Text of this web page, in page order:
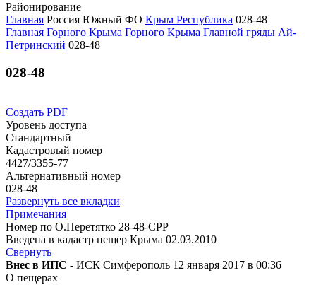
Районирование
Главная Россия Южный ФО Крым Республика 028-48
Главная Горного Крыма Горного Крыма Главной гряды Ай-
Петринский 028-48
028-48
Создать PDF
Уровень доступа
Стандартный
Кадастровый номер
4427/3355-77
Альтернативный номер
028-48
Развернуть все вкладки
Примечания
Номер по О.Перетятко 28-48-CPP
Введена в кадастр пещер Крыма 02.03.2010
Свернуть
Внес в ИПС - ИСК Симферополь 12 января 2017 в 00:36
О пещерах